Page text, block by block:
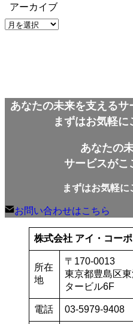
アーカイブ
ア
あなたの未来を支えるサ
まずはお気軽に
あなたの
サービスがこ
まずはお気軽に
お問い合わせはこちら
株式会社 アイ・コー
所在
地
〒170-0013
東京都豊島区
タービル6F
電話 03-5979-9408